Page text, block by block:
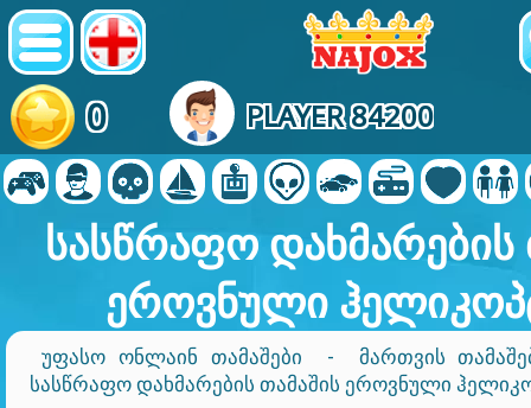
0 PLAYER 84200
სასწრაფო დახმარების
ეროვნული
ᲣᲤᲐᲡᲝ ᲝᲜᲚᲐᲘᲜ ᲗᲐᲛᲐᲨᲔᲑᲘ -
ᲛᲐᲠᲗᲕᲘᲡ
ᲡᲐᲡᲬᲠᲐᲤᲝ ᲓᲐᲮᲛᲐᲠᲔᲑᲘᲡ ᲗᲐᲛᲐᲨᲘᲡ ᲔᲠᲝᲕᲜᲣᲚᲘ